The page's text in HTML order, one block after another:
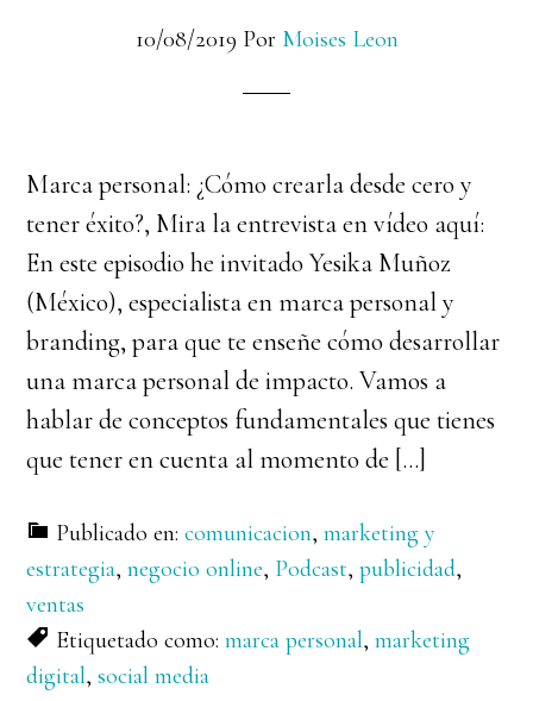
10/08/2019 Por Moises Leon
Marca personal: ¿Cómo crearla desde cero y
tener éxito?, Mira la entrevista en vídeo aquí:
En este episodio he invitado Yesika Muñoz
(México), especialista en marca personal y
branding, para que te enseñe cómo desarrollar
una marca personal de impacto. Vamos a
hablar de conceptos fundamentales que tienes
que tener en cuenta al momento de […]
Publicado en:comunicacion,marketing y
estrategia,negocio online, Podcast,publicidad,
ventas
Etiquetado como:marca personal,marketing
digital,social media